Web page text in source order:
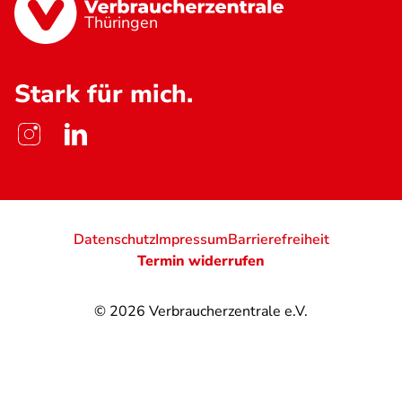
Thüringen
Stark für mich.
© 2026 Verbraucherzentrale e.V.
DatenschutzImpressumBarrierefreiheit
Termin widerrufen